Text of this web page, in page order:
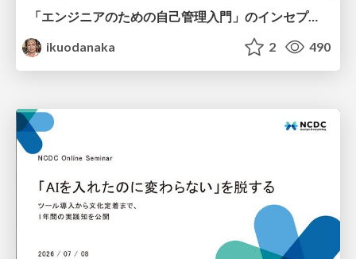
「エンジニアのための自己管理入門」のインセプションデッキ/Inception Deck of Self-Management beginner's guide book
ikuodanaka
2 490